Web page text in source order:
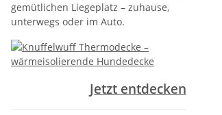
gemütlichen Liegeplatz – zuhause,
unterwegs oder im Auto.
Jetzt entdecken